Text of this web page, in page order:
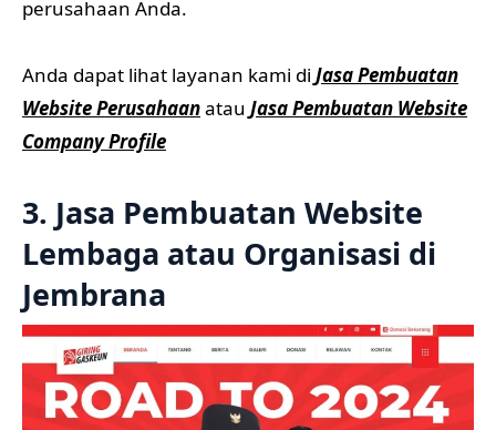
perusahaan Anda.
Anda dapat lihat layanan kami di Jasa Pembuatan
Website Perusahaanatau Jasa Pembuatan Website
Company Profile
3. Jasa Pembuatan Website
Lembaga atau Organisasi di
Jembrana